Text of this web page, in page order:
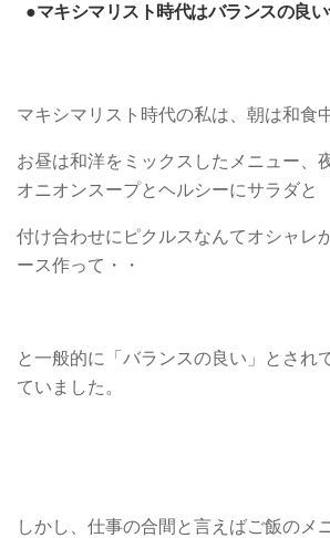
●マキシマリスト時代はバランスの良
マキシマリスト時代の私は、朝は和食
お昼は和洋をミックスしたメニュー、
オニオンスープとヘルシーにサラダと
付け合わせにピクルスなんてオシャレ
ース作って・・
と一般的に「バランスの良い」とされ
ていました。
しかし、仕事の合間と言えばご飯のメ